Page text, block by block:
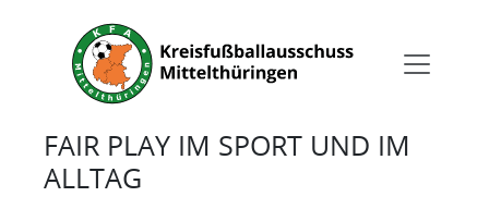
FAIR PLAY IM SPORT UND IM
ALLTAG